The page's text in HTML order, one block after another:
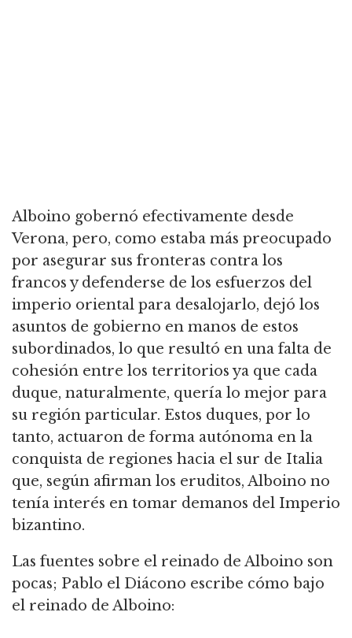
Alboino gobernó efectivamente desde
Verona, pero, como estaba más preocupado
por asegurar sus fronteras contra los
francos y defenderse de los esfuerzos del
imperio oriental para desalojarlo, dejó los
asuntos de gobierno en manos de estos
subordinados, lo que resultó en una falta de
cohesión entre los territorios ya que cada
duque, naturalmente, quería lo mejor para
su región particular. Estos duques, por lo
tanto, actuaron de forma autónoma en la
conquista de regiones hacia el sur de Italia
que, según afirman los eruditos, Alboino no
tenía interés en tomar demanos del Imperio
bizantino.
Las fuentes sobre el reinado de Alboino son
pocas; Pablo el Diácono escribe cómo bajo
el reinado de Alboino: